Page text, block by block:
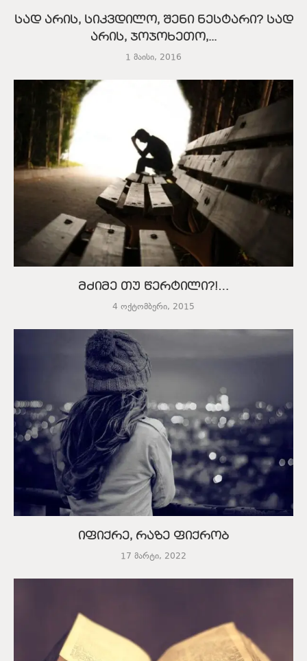
სად არის, სიკვდილო, შენი ნესტარი? სად
არის, ჯოჯოხეთო,...
1 მაისი, 2016
მძიმე თუ წერტილი?!…
4 ოქტომბერი, 2015
იფიქრე, რაზე ფიქრობ
17 მარტი, 2022